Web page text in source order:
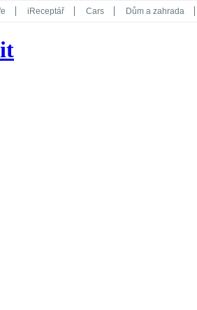
iReceptář Cars Dům a zahrada